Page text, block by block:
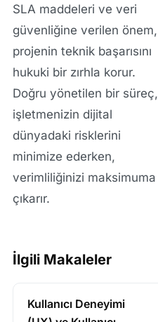
SLA maddeleri ve veri
güvenliğine verilen önem,
projenin teknik başarısını
hukuki bir zırhla korur.
Doğru yönetilen bir süreç,
işletmenizin dijital
dünyadaki risklerini
minimize ederken,
verimliliğinizi maksimuma
çıkarır.
İlgili Makaleler
Kullanıcı Deneyimi